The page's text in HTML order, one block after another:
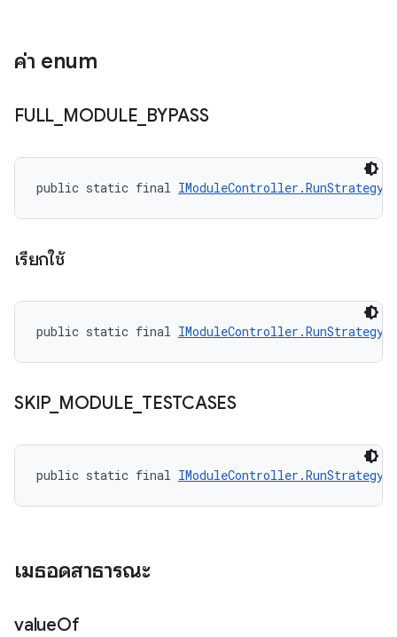
ค่า enum
FULL MODULE BYPASS
public static final IModuleController.RunStrategy
เรียกใช้
public static final IModuleController.RunStrategy
SKIP_ MODULE TESTCASES
public static final IModuleController.RunStrategy
เมธอดสาธารณะ
valueOf